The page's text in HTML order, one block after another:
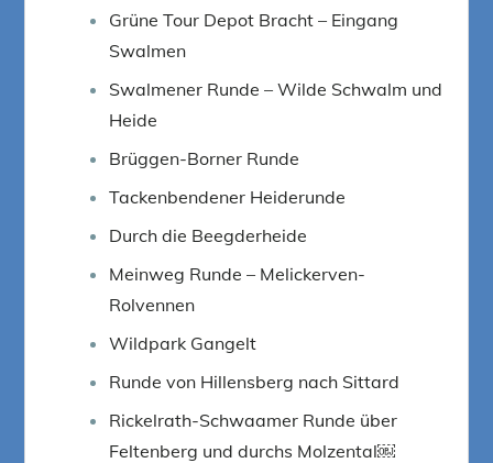
Grüne Tour Depot Bracht – Eingang
Swalmen
Swalmener Runde – Wilde Schwalm und
Heide
Brüggen-Borner Runde
Tackenbendener Heiderunde
Durch die Beegderheide
Meinweg Runde – Melickerven-
Rolvennen
Wildpark Gangelt
Runde von Hillensberg nach Sittard
Rickelrath-Schwaamer Runde über
Feltenberg und durchs Molzental￼